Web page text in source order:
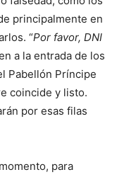
principalmente en
“Por favor, DNI
a la entrada de los
Pabellón Príncipe
coincide y listo.
por esas filas
para